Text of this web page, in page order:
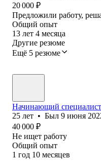
20 000 ₽
Предложили работу,
Общий опыт
13 лет 4 месяца
Другие резюме
Ещё 5 резюме
Начинающий специалист
25 лет • Был 9 июня
40 000 ₽
Не ищет работу
Общий опыт
1 год 10 месяцев